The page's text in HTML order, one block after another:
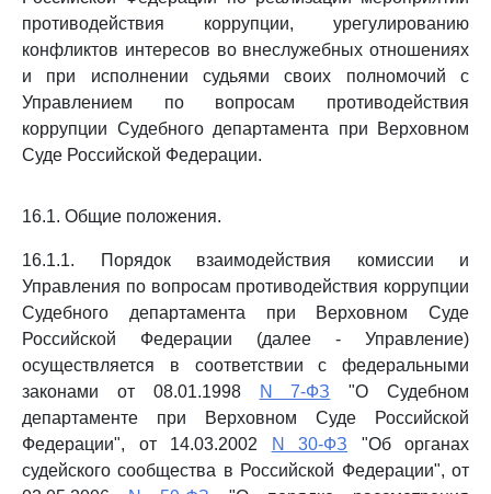
противодействия коррупции, урегулированию
конфликтов интересов во внеслужебных отношениях
и при исполнении судьями своих полномочий с
Управлением по вопросам противодействия
коррупции Судебного департамента при Верховном
Суде Российской Федерации.
16.1. Общие положения.
16.1.1. Порядок взаимодействия комиссии и
Управления по вопросам противодействия коррупции
Судебного департамента при Верховном Суде
Российской Федерации (далее - Управление)
осуществляется в соответствии с федеральными
законами от 08.01.1998
N 7-ФЗ "О Судебном
департаменте при Верховном Суде Российской
Федерации", от 14.03.2002
N 30-ФЗ "Об органах
судейского сообщества в Российской Федерации", от